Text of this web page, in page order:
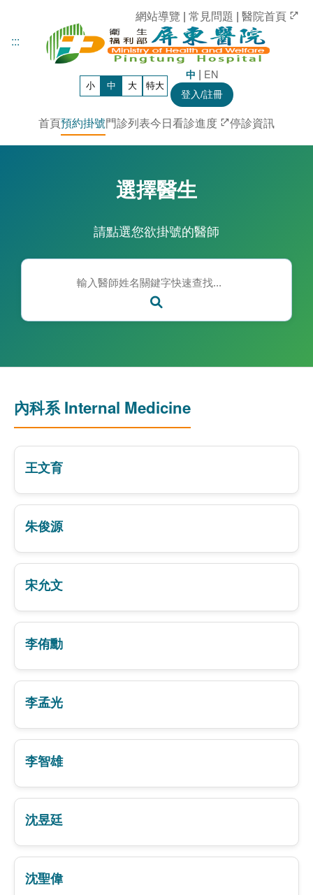
:::
網站導覽 | 常見問題 | 醫院首頁
首頁預約掛號門診列表今日看診進度 停診資訊
小 中 大 特大
中 | EN
登入/註冊
選擇醫生
請點選您欲掛號的醫師
內科系 Internal Medicine
王文育
朱俊源
宋允文
李侑勳
李孟光
李智雄
沈昱廷
沈聖偉